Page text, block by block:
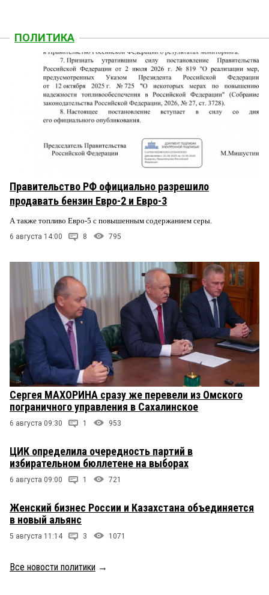
ПОЛИТИКА
Правительство РФ официально разрешило
продавать бензин Евро-2 и Евро-3
А также топливо Евро-5 с повышенным содержанием серы.
6 августа 14:00 8 795
Сергея МАХОРИНА сразу же перевели из Омского
пограничного управления в Сахалинское
6 августа 09:30 1 953
ЦИК определила очередность партий в
избирательном бюллетене на выборах
6 августа 09:00 1 721
Женский бизнес России и Казахстана объединяется
в новый альянс
5 августа 11:14 3 1071
Все новости политики →